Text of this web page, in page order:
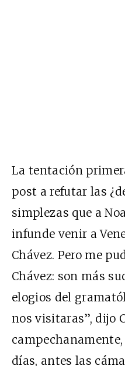
La tentación
post a refutar las
simplezas que a
infunde venir a
Chávez. Pero me
Chávez: son más
elogios del
nos visitaras”, dijo
días, antes las